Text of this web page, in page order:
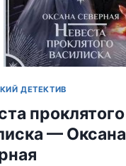
ДЕТЕКТИВ
проклятого
— Оксана